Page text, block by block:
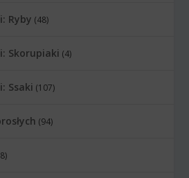
Ryby (48)
Skorupiaki (4)
Ssaki (107)
(94)